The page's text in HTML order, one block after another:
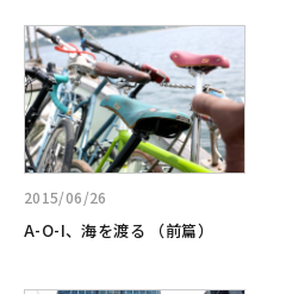
参
加
募
集
ス
タ
ー
ト
2015/06/26
A-O-I、海を渡る （前篇）
詳
し
く
見
る:A-
O-
I、
海
を